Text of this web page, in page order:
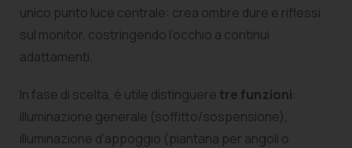
unico punto luce centrale: crea ombre dure e riflessi
sul monitor, costringendo l’occhio a continui
adattamenti.
In fase di scelta, è utile distinguere tre funzioni:
illuminazione generale (soffitto/sospensione),
illuminazione d’appoggio (piantana per angoli o